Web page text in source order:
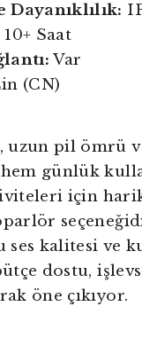
Dayanıklılık:
10+ Saat
Var
(CN)
uzun pil ömrü
günlük
için
ses kalitesi ve
dostu,
öne çıkıyor.